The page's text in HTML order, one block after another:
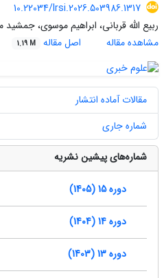
10.22034/lrsi.2026.503986.1317
ربیع الله قربانی، ابراهیم موسوی، جمشید
مشاهده مقاله
اصل مقاله 1.19 M
مقالات آماده انتشار
شماره جاری
شماره‌های پیشین نشریه
دوره 15 (1405)
دوره 14 (1404)
دوره 13 (1403)